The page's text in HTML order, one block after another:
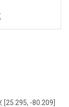
[25.295, -80.209]